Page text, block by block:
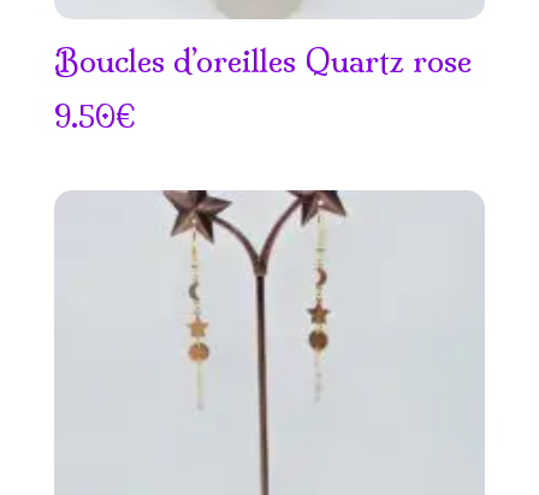
Boucles d’oreilles Quartz rose
9.50€